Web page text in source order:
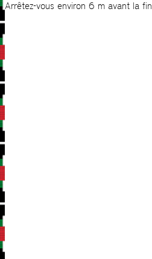
Arrêtez-vous environ 6 m avant la